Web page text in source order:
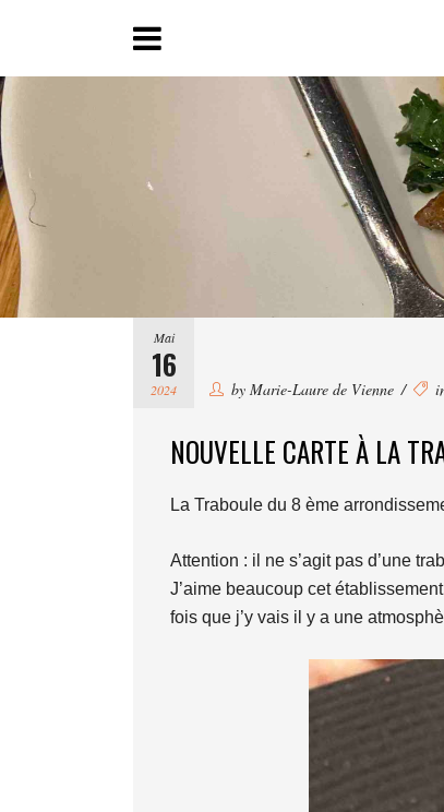
Mai
16
2024 by Marie-Laure de Vienne
NOUVELLE CARTE À LA
La Traboule du 8 ème
Attention : il ne s’agit pas d’une
J’aime beaucoup cet
fois que j’y vais il y a une